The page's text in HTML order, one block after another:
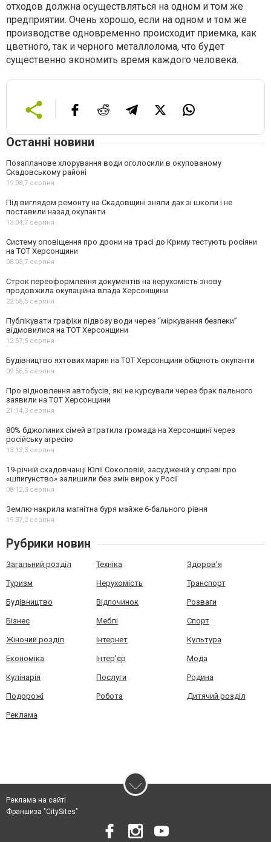
отходов должна осуществляться на одном и том же
предприятии. Очень хорошо, если на одном и том же
производстве одновременно происходит приемка, как
цветного, так и черного металлолома, что будет
существенно экономить время каждого человека.
Останні новини
Позапланове хлорування води оголосили в окупованому
Скадовському районі
19:08,7 серпня
Під виглядом ремонту на Скадовщині зняли дах зі школи і не
поставили назад окупанти
13:04,7 серпня
Систему оповіщення про дрони на трасі до Криму тестують росіяни
на ТОТ Херсонщини
08:03,7 серпня
Строк переоформлення документів на нерухомість знову
продовжила окупаційна влада Херсонщини
22:58,5 серпня
Публікувати графіки підвозу води через “міркування безпеки”
відмовилися на ТОТ Херсонщини
12:57,5 серпня
Будівництво яхтових марин на ТОТ Херсонщини обіцяють окупанти
09:56,5 серпня
Про відновлення автобусів, які не курсували через брак пального
заявили на ТОТ Херсонщини
21:14,3 серпня
80% бджолиних сімей втратила громада на Херсонщині через
російську агресію
13:13,3 серпня
19-річній скадовчанці Юлії Соколовій, засудженій у справі про
«шпигунство» залишили без змін вирок у Росії
08:12,3 серпня
Землю накрила магнітна буря майже 6-бального рівня
19:37,2 серпня
Рубрики новин
Загальний розділ Техніка Здоров'я
Туризм Нерухомість Транспорт
Будівництво Відпочинок Розваги
Бізнес Меблі Спорт
Жіночий розділ Інтернет Культура
Економіка Інтер'єр Мода
Кулінарія Послуги Родина
Подорожі Робота Дитячий розділ
Реклама
Реклама на сайті
Франшиза "CitySites"